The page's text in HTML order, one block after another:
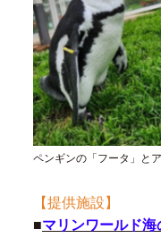
ペンギンの「フータ」と
【提供施設】
■マリンワールド海